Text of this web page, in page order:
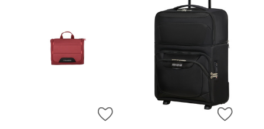
ZUR WUNSCHLISTE HINZUFÜGEN
ZUR